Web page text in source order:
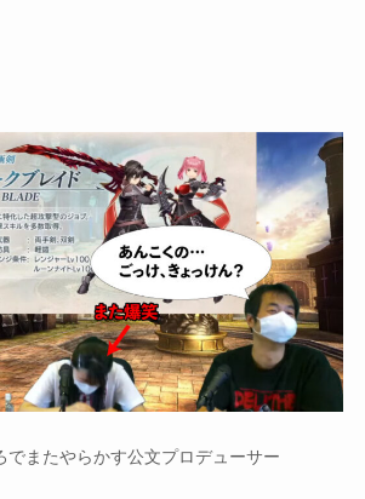
でまたやらかす公文プロデューサー